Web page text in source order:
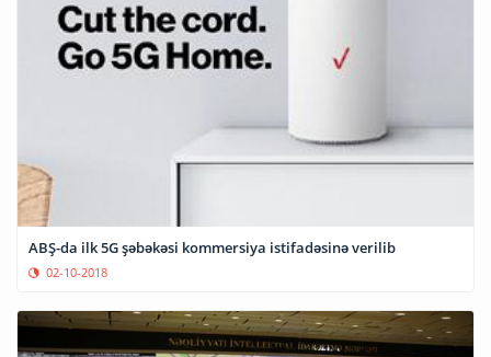
ABŞ-da ilk 5G şəbəkəsi kommersiya istifadəsinə verilib
02-10-2018